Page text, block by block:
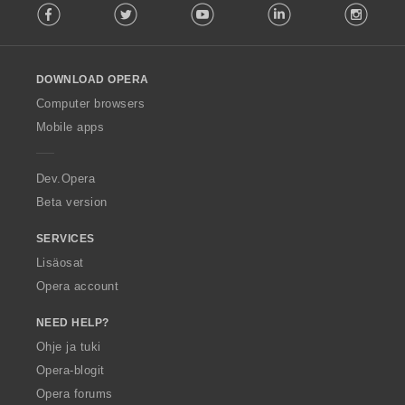
o
w
O
p
a
Facebook Twitter Youtube LinkedIn
DOWNLOAD OPERA
Computer browsers
Mobile apps
Dev.Opera
Beta version
SERVICES
Lisäosat
Opera account
NEED HELP?
Ohje ja tuki
Opera-blogit
Opera forums